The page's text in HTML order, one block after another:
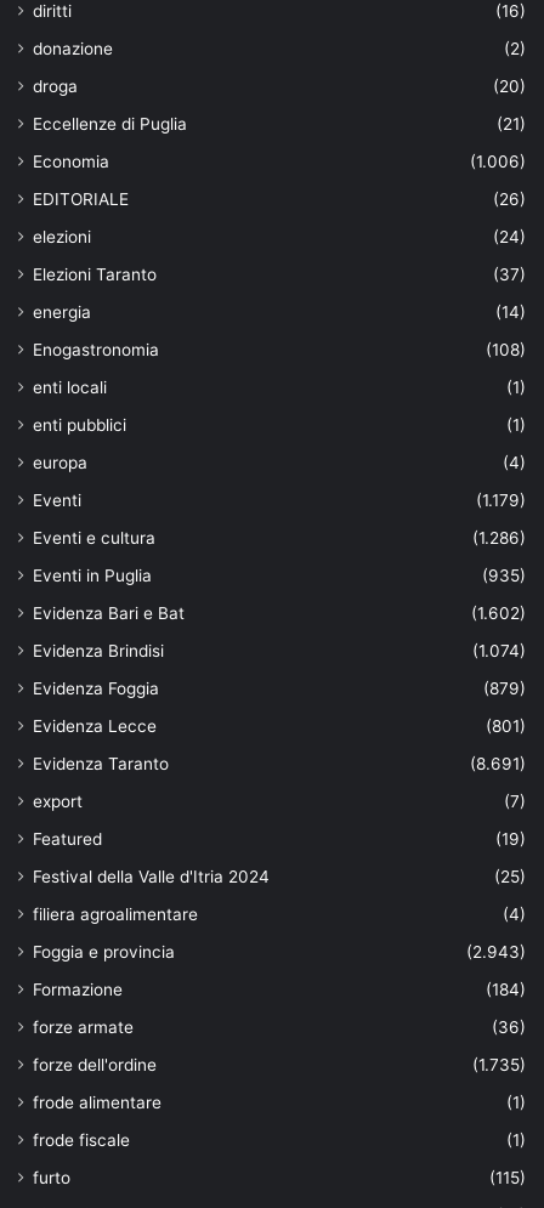
diritti
(16)
donazione
(2)
droga
(20)
Eccellenze di Puglia
(21)
Economia
(1.006)
EDITORIALE
(26)
elezioni
(24)
Elezioni Taranto
(37)
energia
(14)
Enogastronomia
(108)
enti locali
(1)
enti pubblici
(1)
europa
(4)
Eventi
(1.179)
Eventi e cultura
(1.286)
Eventi in Puglia
(935)
Evidenza Bari e Bat
(1.602)
Evidenza Brindisi
(1.074)
Evidenza Foggia
(879)
Evidenza Lecce
(801)
Evidenza Taranto
(8.691)
export
(7)
Featured
(19)
Festival della Valle d'Itria 2024
(25)
filiera agroalimentare
(4)
Foggia e provincia
(2.943)
Formazione
(184)
forze armate
(36)
forze dell'ordine
(1.735)
frode alimentare
(1)
frode fiscale
(1)
furto
(115)